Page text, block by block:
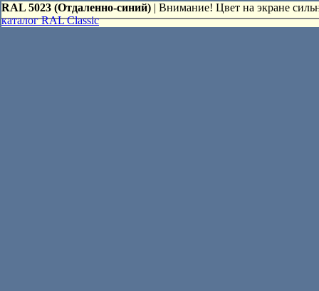
RAL 5023 (Отдаленно-синий) | Внимание! Цвет на экране
каталог RAL Classic